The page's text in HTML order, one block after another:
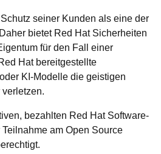
seiner Kunden als eine der
bietet Red Hat Sicherheiten
für den Fall einer
Hat bereitgestellte
KI-Modelle die geistigen
bezahlten Red Hat Software-
am Open Source